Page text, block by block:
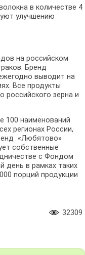
в количестве 4
улучшению
на российском
Бренд
выводит на
Все продукты
российского зерна и
100 наименований
регионах России,
«Любятово»
собственные
с Фондом
день в рамках таких
порций продукции
32309